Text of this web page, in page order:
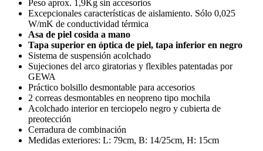
Peso aprox. 1,9Kg sin accesorios
Excepcionales características de aislamiento. Sólo 0,025
W/mK de conductividad térmica
Asa de piel cosida a mano
Tapa superior en óptica de piel, tapa inferior en negro
Sistema de suspensión acolchado
Sujeciones del arco giratorias y flexibles patentadas por
GEWA
Práctico bolsillo desmontable para accesorios
2 correas desmontables en neopreno tipo mochila
Acolchado interior en terciopelo negro y cubierta de
preotección
Cerradura de combinación
Medidas exteriores: L: 79cm, B: 14/25cm, H: 15cm